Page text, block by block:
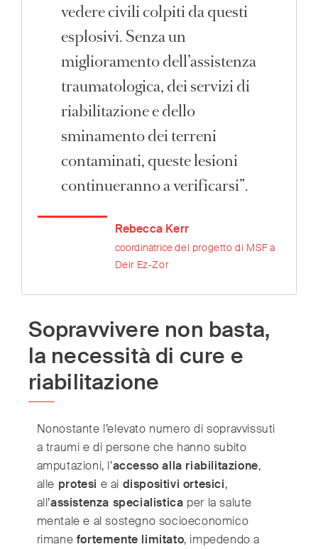
vedere civili colpiti da questi
esplosivi. Senza un
miglioramento dell’assistenza
traumatologica, dei servizi di
riabilitazione e dello
sminamento dei terreni
contaminati, queste lesioni
continueranno a verificarsi”.
Rebecca Kerr
coordinatricedel progetto di MSF a
Deir Ez-Zor
Sopravvivere non basta,
la necessità di cure e
riabilitazione
Nonostante l’elevato numero di sopravvissuti
a traumi e di persone che hanno subito
amputazioni, l’accesso alla riabilitazione,
alle protesi e ai dispositivi ortesici,
all’assistenza specialistica per la salute
mentale e al sostegno socioeconomico
rimane fortemente limitato, impedendo a